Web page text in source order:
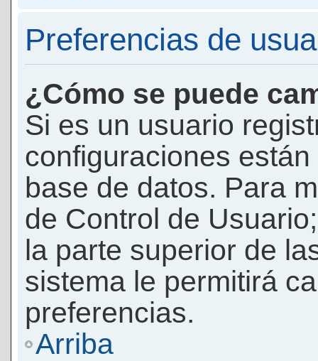
Preferencias de
¿Cómo se puede
Si es un usuario
configuraciones
base de datos. Para
de Control de
la parte superior de
sistema le permitirá
preferencias.
Arriba